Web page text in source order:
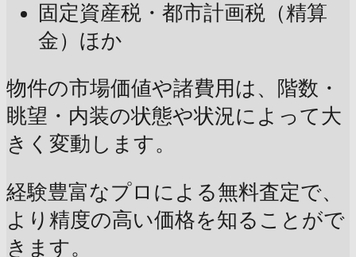
固定資産税・都市計画税（精算
金）ほか
物件の市場価値や諸費用は、階数・
眺望・内装の状態や状況によって大
きく変動します。
経験豊富なプロによる無料査定で、
より精度の高い価格を知ることがで
きます。